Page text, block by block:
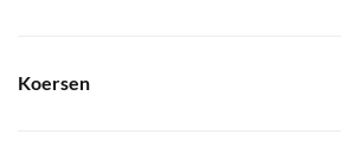
Koersen